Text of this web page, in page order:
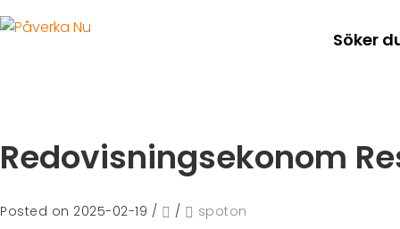
Söker
Redovisningsekonom
Posted on 2025-02-19 / / spoton